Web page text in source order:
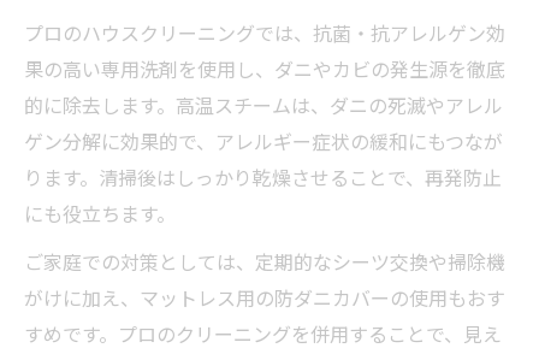
プロのハウスクリーニングでは、抗菌・抗アレルゲン効
果の高い専用洗剤を使用し、ダニやカビの発生源を徹底
的に除去します。高温スチームは、ダニの死滅やアレル
ゲン分解に効果的で、アレルギー症状の緩和にもつなが
ります。清掃後はしっかり乾燥させることで、再発防止
にも役立ちます。
ご家庭での対策としては、定期的なシーツ交換や掃除機
がけに加え、マットレス用の防ダニカバーの使用もおす
すめです。プロのクリーニングを併用することで、見え